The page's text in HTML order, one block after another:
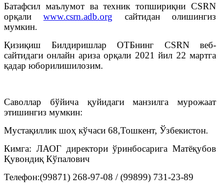
Батафсил маълумот ва техник топшириқни CSRN
орқалиwww.csrn.adb.org сайтидан олишингиз
мумкин.
Қизиқиш Билдиришлар ОТБнинг CSRN веб-
сайтидаги онлайн ариза орқали 2021 йил 22 мартга
қадар юборилишилозим.
Саволлар бўйича қуйидаги манзилга мурожаат
этишингиз мумкин:
Мустақиллик шоҳ кўчаси 68,Тошкент, Ўзбекистон.
Кимга: ЛАОГ директори ўринбосарига Матёқубов
Қувондиқ Кўпалович
Телефон:(99871) 268-97-08 / (99899) 731-23-89